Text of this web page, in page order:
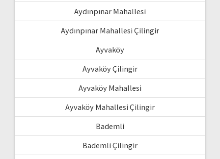
Aydınpınar Mahallesi
Aydınpınar Mahallesi Çilingir
Ayvaköy
Ayvaköy Çilingir
Ayvaköy Mahallesi
Ayvaköy Mahallesi Çilingir
Bademli
Bademli Çilingir